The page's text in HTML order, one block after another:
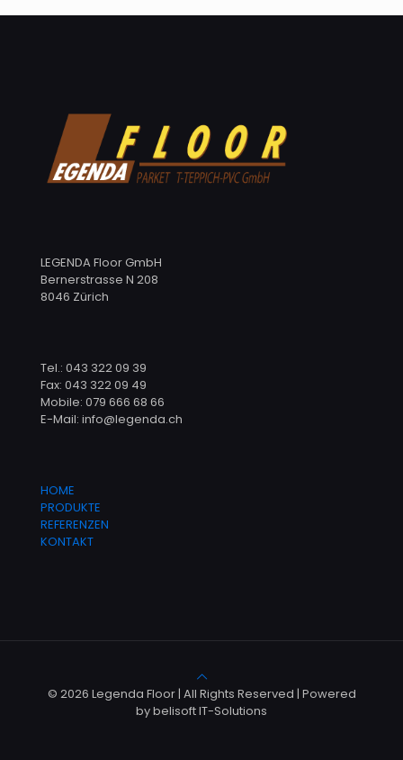
LEGENDA Floor GmbH
Bernerstrasse N 208
8046 Zürich
Tel.: 043 322 09 39
Fax: 043 322 09 49
Mobile: 079 666 68 66
E-Mail: info@legenda.ch
HOME
PRODUKTE
REFERENZEN
KONTAKT
© 2026 Legenda Floor | All Rights Reserved | Powered
by belisoft IT-Solutions